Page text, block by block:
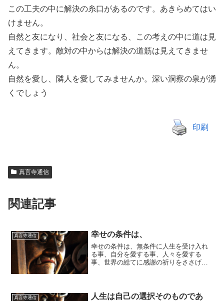
この工夫の中に解決の糸口があるのです。あきらめてはい
けません。
自然と友になり、社会と友になる、この考えの中に道は見
えてきます。敵対の中からは解決の道筋は見えてきませ
ん。
自然を愛し、隣人を愛してみませんか。深い洞察の泉が湧
くでしょう
印刷
真言寺通信
関連記事
真言寺通信 幸せの条件は、
幸せの条件は、無条件に人生を受け入れ
る事、自分を愛する事、人々を愛する
事、世界の総てに感謝の祈りをささげる
成されている。上下の別が生...
真言寺通信
人生は自己の選択そのものであ